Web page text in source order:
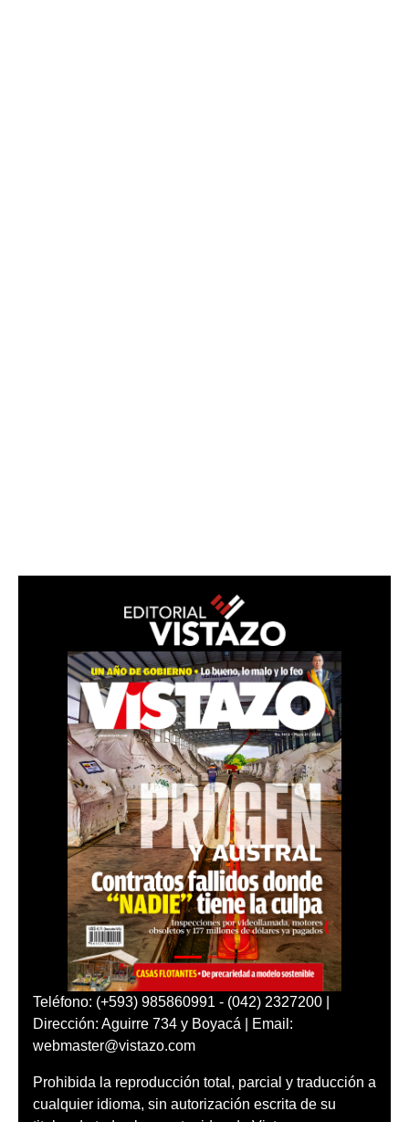
Teléfono: (+593) 985860991 - (042) 2327200 |
Dirección: Aguirre 734 y Boyacá | Email:
webmaster@vistazo.com
Prohibida la reproducción total, parcial y traducción a
cualquier idioma, sin autorización escrita de su